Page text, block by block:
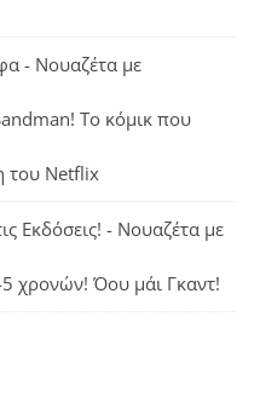
- Νουαζέτα με
Το κόμικ που
του Netflix
Εκδόσεις! - Νουαζέτα με
χρονών! Όου μάι Γκαντ!